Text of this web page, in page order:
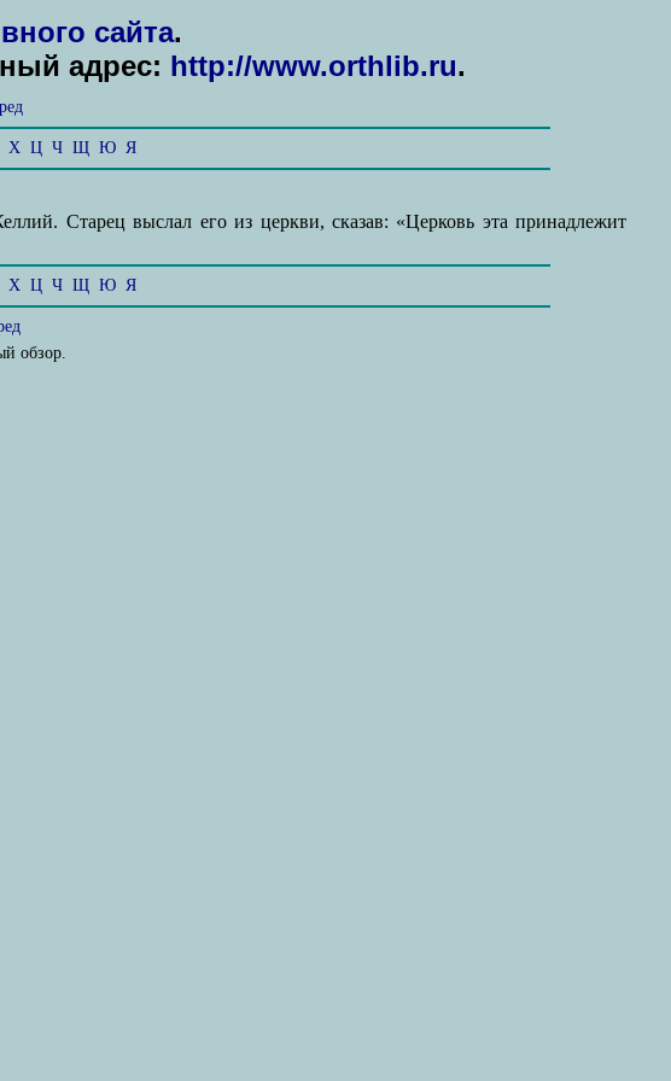
сайта.
адрес: http://www.orthlib.ru.
Х Ц Ч Щ Ю Я
Старец выслал его из церкви, сказав: «Церковь эта принадлежит
Х Ц Ч Щ Ю Я
обзор.